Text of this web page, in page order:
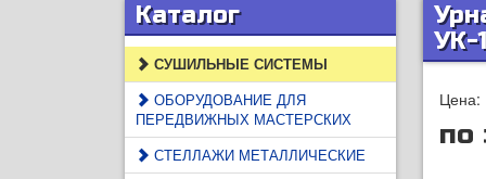
Каталог
СУШИЛЬНЫЕ СИСТЕМЫ
ОБОРУДОВАНИЕ ДЛЯ
ПЕРЕДВИЖНЫХ МАСТЕРСКИХ
СТЕЛЛАЖИ МЕТАЛЛИЧЕСКИЕ
УК-1
Цена:
по